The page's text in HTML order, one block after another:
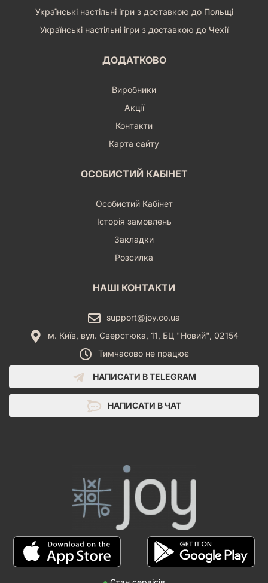
Українські настільні ігри з доставкою до Польщі
Українські настільні ігри з доставкою до Чехії
ДОДАТКОВО
Виробники
Акції
Контакти
Карта сайту
ОСОБИСТИЙ КАБІНЕТ
Особистий Кабінет
Історія замовлень
Закладки
Розсилка
НАШІ КОНТАКТИ
support@joy.co.ua
м. Київ, вул. Сверстюка, 11, БЦ "Новий", 02154
Тимчасово не працює
НАПИСАТИ В TELEGRAM
НАПИСАТИ В ЧАТ